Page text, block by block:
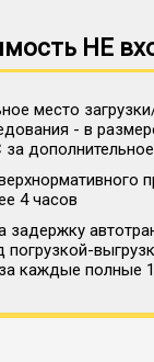
НЕ
место
- в
4 часов
задержку
погрузкой-
каждые полные